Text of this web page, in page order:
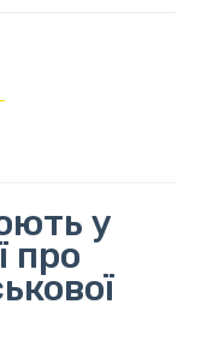
у
про